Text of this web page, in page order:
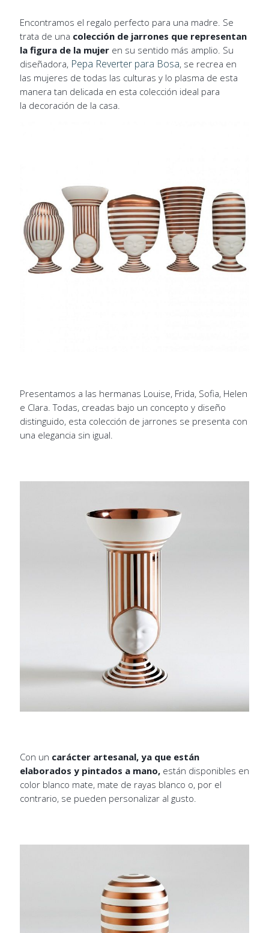
Encontramos el regalo perfecto para una madre. Se
trata de una colección de jarrones que representan
la figura de la mujeren su sentido más amplio. Su
diseñadora, Pepa Reverter para Bosa, se recrea en
las mujeres de todas las culturas y lo plasma de esta
manera tan delicada en esta colección ideal para
la decoración de la casa.
Presentamos a las hermanas Louise, Frida, Sofia, Helen
e Clara. Todas, creadas bajo un concepto y diseño
distinguido, esta colección de jarrones se presenta con
una elegancia sin igual.
Con un carácter artesanal, ya que están
elaborados y pintados a mano,están disponibles en
color blanco mate, mate de rayas blanco o, por el
contrario, se pueden personalizar al gusto.